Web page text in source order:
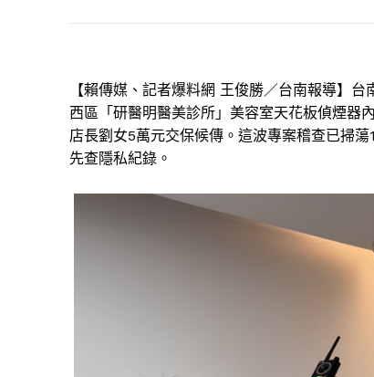
【賴傳媒、記者爆料網 王俊勝／台南報導】
西區「研醫明醫美診所」美容室天花板偵煙器
店長劉女5萬元交保候傳。這波專案稽查已掃
先查隱私紀錄。